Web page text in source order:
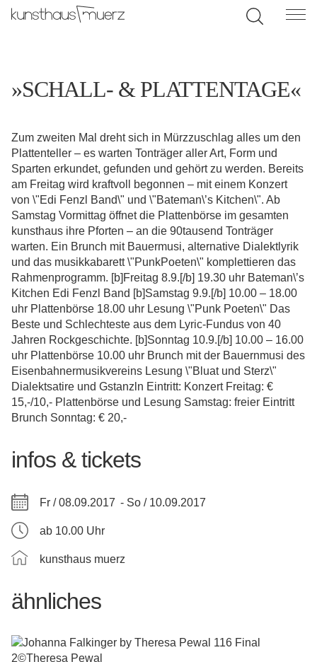
»SCHALL- & PLATTENTAGE«
Zum zweiten Mal dreht sich in Mürzzuschlag alles um den
Plattenteller – es warten Tonträger aller Art, Form und
Sparten erkundet, gefunden und gehört zu werden. Bereits
am Freitag wird kraftvoll begonnen – mit einem Konzert
von \"Edi Fenzl Band\" und \"Bateman\’s Kitchen\". Ab
Samstag Vormittag öffnet die Plattenbörse im gesamten
kunsthaus ihre Pforten – an die 90tausend Tonträger
warten. Ein Brunch mit Bauermusi, alternative Dialektlyrik
und das musikkabarett \"PunkPoeten\" komplettieren das
Rahmenprogramm. [b]Freitag 8.9.[/b] 19.30 uhr Bateman\’s
Kitchen Edi Fenzl Band [b]Samstag 9.9.[/b] 10.00 – 18.00
uhr Plattenbörse 18.00 uhr Lesung \"Punk Poeten\" Das
Beste und Schlechteste aus dem Lyric-Fundus von 40
Jahren Rockgeschichte. [b]Sonntag 10.9.[/b] 10.00 – 16.00
uhr Plattenbörse 10.00 uhr Brunch mit der Bauernmusi des
Eisenbahnermusikvereins Lesung \"Bluat und Sterz\"
Dialektsatire und Gstanzln Eintritt: Konzert Freitag: €
15,-/10,- Plattenbörse und Lesung Samstag: freier Eintritt
Brunch Sonntag: € 20,-
infos & tickets
Fr / 08.09.2017 - So / 10.09.2017
ab 10.00 Uhr
kunsthaus muerz
ähnliches